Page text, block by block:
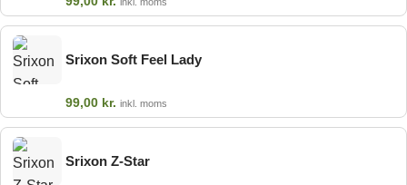
Srixon Soft Feel Lady
99,00 kr. inkl. moms
Srixon Z-Star